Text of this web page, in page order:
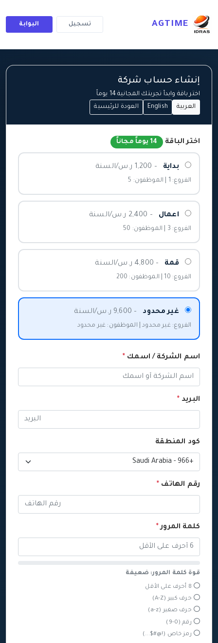
AGTIME تسجيل البوابة
إنشاء حساب شركة
اختر باقة وابدأ تجربتك المجانية 14 يوماً
العربية
English العودة للرئيسية
اختر الباقة 14 يوماً مجاناً
بداية – 1,200 ر.س/السنة
الفروع: 1 | الموظفون: 5
اعمال – 2,400 ر.س/السنة
الفروع: 3 | الموظفون: 50
قمة – 4,800 ر.س/السنة
الفروع: 10 | الموظفون: 200
غير محدود – 9,600 ر.س/السنة
الفروع: غير محدود | الموظفون: غير محدود
اسم الشركة / اسمك *
البريد *
كود المنطقة
رقم الهاتف *
كلمة المرور*
قوة كلمة المرور: ضعيفة
8 أحرف على الأقل
حرف كبير (A-Z)
حرف صغير (a-z)
رقم (0-9)
رمز خاص (!@#$...)